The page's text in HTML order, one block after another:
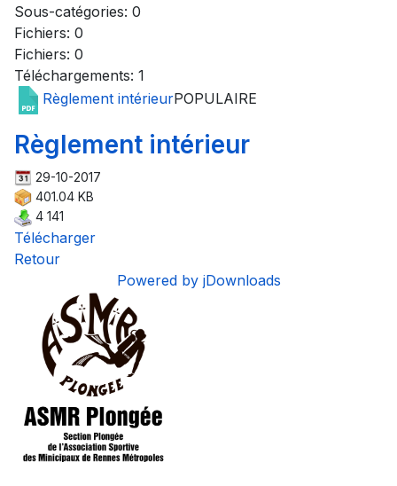
Sous-catégories: 0
Fichiers: 0
Fichiers: 0
Téléchargements: 1
Règlement intérieurPOPULAIRE
Règlement intérieur
29-10-2017
401.04 KB
4 141
Télécharger
Retour
Powered by jDownloads